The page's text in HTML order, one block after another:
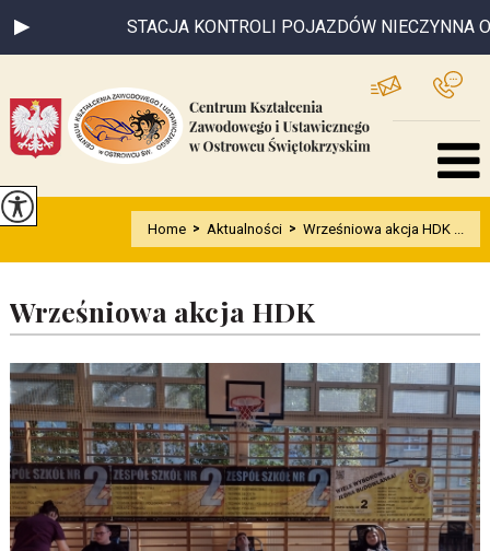
STACJA KONTROLI POJAZDÓW NIECZYNNA
Home > Aktualności > Wrześniowa akcja HDK ...
Wrześniowa akcja HDK